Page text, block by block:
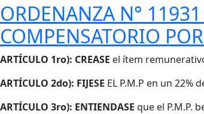
ORDENANZA N°
COMPENSATORIO
Cuerpo
ARTÍCULO 1ro): CREASE el ítem remunerativo
ARTÍCULO 2do): FIJESE EL P.M.P en un 22%
ARTÍCULO 3ro): ENTIENDASE que el P.M.P.